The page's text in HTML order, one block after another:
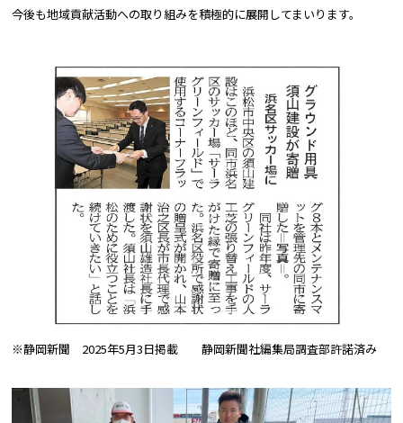
今後も地域貢献活動への取り組みを積極的に展開してまいります。
※静岡新聞 2025年5月3日掲載 静岡新聞社編集局調査部許諾済み